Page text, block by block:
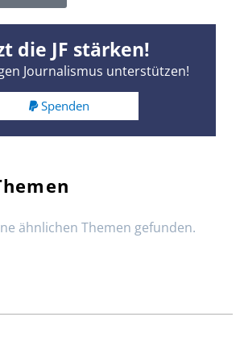
die JF stärken!
Journalismus unterstützen!
Spenden
ähnlichen Themen gefunden.